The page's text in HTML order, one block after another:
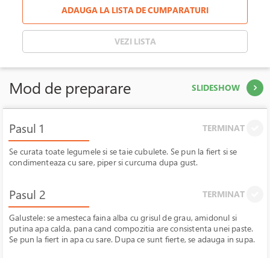
ADAUGA LA LISTA DE CUMPARATURI
VEZI LISTA
Mod de preparare SLIDESHOW
Pasul 1 TERMINAT
Se curata toate legumele si se taie cubulete. Se pun la fiert si se
condimenteaza cu sare, piper si curcuma dupa gust.
Pasul 2 TERMINAT
Galustele: se amesteca faina alba cu grisul de grau, amidonul si
putina apa calda, pana cand compozitia are consistenta unei paste.
Se pun la fiert in apa cu sare. Dupa ce sunt fierte, se adauga in supa.